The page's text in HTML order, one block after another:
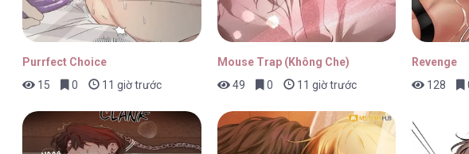
Mỗi Ngày Đều Muốn Làm Bệnh Kiều Vương Tử Xấu Hổ Tới Độn Thổ
Mỗi Ngày Đều Muốn Làm Bệnh Kiều Vương Tử Xấu Hổ Tới Độn Thổ
Purrfect Choice
15
0 11 giờ trước
Mouse Trap (Không Che)
49
0 11 giờ trước
Revenge
128